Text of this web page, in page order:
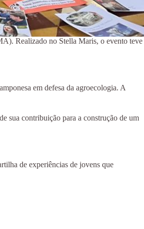
Realizado no Stella Maris, o evento teve
em defesa da agroecologia. A
sua contribuição para a construção de um
de experiências de jovens que